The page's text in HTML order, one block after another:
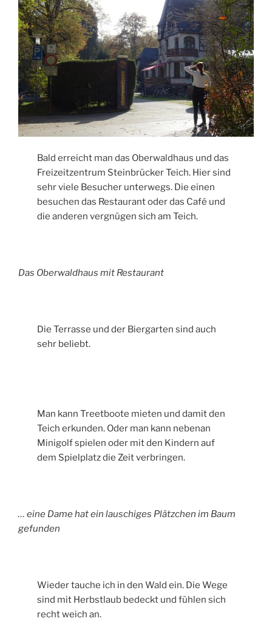
Bald erreicht man das Oberwaldhaus und das
Freizeitzentrum Steinbrücker Teich. Hier sind
sehr viele Besucher unterwegs. Die einen
besuchen das Restaurant oder das Café und
die anderen vergnügen sich am Teich.
Das Oberwaldhaus mit Restaurant
Die Terrasse und der Biergarten sind auch
sehr beliebt.
Man kann Treetboote mieten und damit den
Teich erkunden. Oder man kann nebenan
Minigolf spielen oder mit den Kindern auf
dem Spielplatz die Zeit verbringen.
… eine Dame hat ein lauschiges Plätzchen im Baum
gefunden
Wieder tauche ich in den Wald ein. Die Wege
sind mit Herbstlaub bedeckt und fühlen sich
recht weich an.